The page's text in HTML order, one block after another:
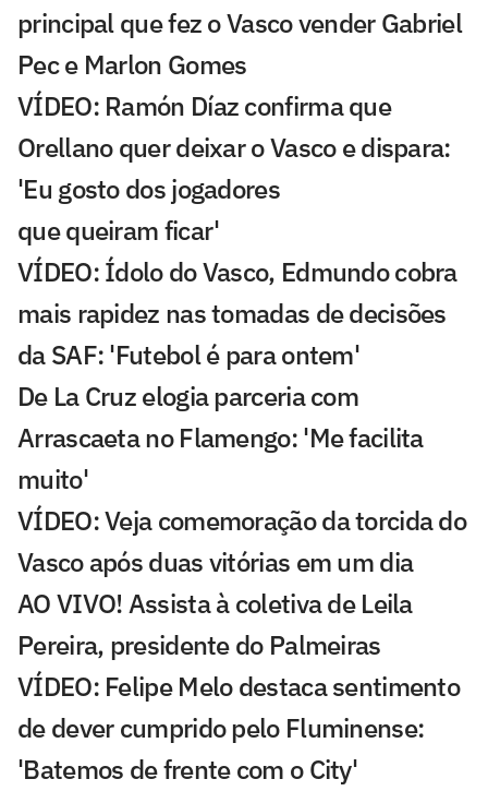
principal que fez o Vasco vender Gabriel
Pec e Marlon Gomes
VÍDEO: Ramón Díaz confirma que
Orellano quer deixar o Vasco e dispara:
'Eu gosto dos jogadores
que queiram ficar'
VÍDEO: Ídolo do Vasco, Edmundo cobra
mais rapidez nas tomadas de decisões
da SAF: 'Futebol é para ontem'
De La Cruz elogia parceria com
Arrascaeta no Flamengo: 'Me facilita
muito'
VÍDEO: Veja comemoração da torcida do
Vasco após duas vitórias em um dia
AO VIVO! Assista à coletiva de Leila
Pereira, presidente do Palmeiras
VÍDEO: Felipe Melo destaca sentimento
de dever cumprido pelo Fluminense:
'Batemos de frente com o City'